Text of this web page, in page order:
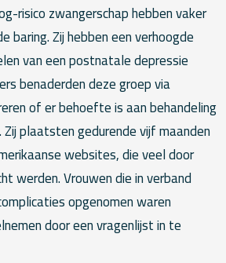
risico zwangerschap hebben vaker
baring. Zij hebben een verhoogde
van een postnatale depressie
benaderden deze groep via
of er behoefte is aan behandeling
plaatsten gedurende vijf maanden
websites, die veel door
werden. Vrouwen die in verband
opgenomen waren
door een vragenlijst in te